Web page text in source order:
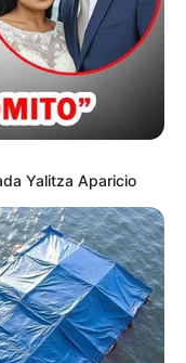
era la novia de
sexo
Yalitza Aparicio